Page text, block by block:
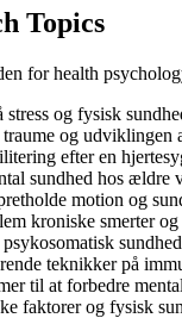
Topics
for health
og fysisk
og udviklingen
efter en
sundhed hos ældre
motion og
kroniske smerter
sundhed
teknikker på
til at forbedre
faktorer og fysisk